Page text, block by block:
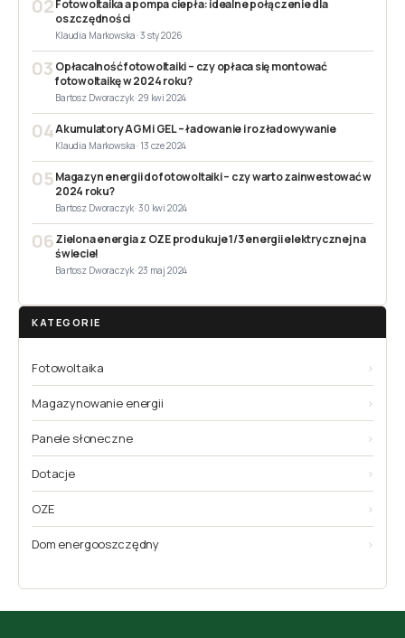
02Fotowoltaika a pompa ciepła: idealne połączenie dla
oszczędności
Klaudia Markowska · 3 sty 2026
03 Opłacalność fotowoltaiki – czy opłaca się montować
fotowoltaikę w 2024 roku?
Bartosz Dworaczyk · 29 kwi 2024
04Akumulatory AGM i GEL – ładowanie i rozładowywanie
Klaudia Markowska · 13 cze 2024
05Magazyn energii do fotowoltaiki – czy warto zainwestować w
2024 roku?
Bartosz Dworaczyk · 30 kwi 2024
06Zielona energia z OZE produkuje 1/3 energii elektrycznej na
świecie!
Bartosz Dworaczyk · 23 maj 2024
KATEGORIE
Fotowoltaika ›
Magazynowanie energii ›
Panele słoneczne ›
Dotacje ›
OZE ›
Dom energooszczędny ›